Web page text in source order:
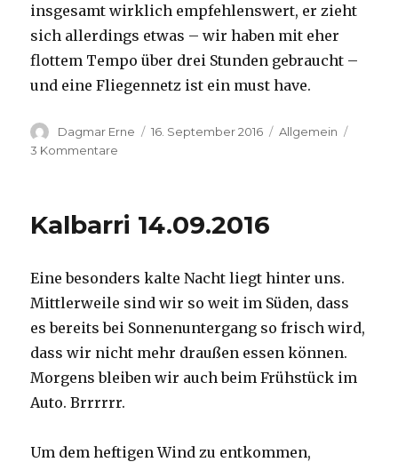
insgesamt wirklich empfehlenswert, er zieht
sich allerdings etwas – wir haben mit eher
flottem Tempo über drei Stunden gebraucht –
und eine Fliegennetz ist ein must have.
Autor
Dagmar Erne
Veröffentlicht
16. September 2016 Kategorien
Allgemein
3 Kommentare
Kalbarri 14.09.2016
Eine besonders kalte Nacht liegt hinter uns.
Mittlerweile sind wir so weit im Süden, dass
es bereits bei Sonnenuntergang so frisch wird,
dass wir nicht mehr draußen essen können.
Morgens bleiben wir auch beim Frühstück im
Auto. Brrrrrr.
Um dem heftigen Wind zu entkommen,